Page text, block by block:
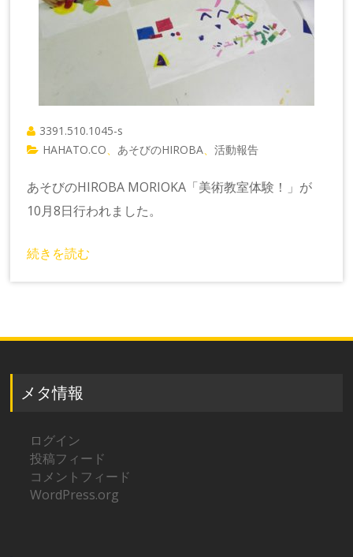
3391.510.1045-s
HAHATO.CO
あそびのHIROBA 、活動報告
あそびのHIROBA MORIOKA「美術教室体験！」が
10月8日行われました。
続きを読む
メタ情報
ログイン
投稿フィード
コメントフィード
WordPress.org